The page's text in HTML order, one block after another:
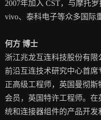
2007年加入 CST，与摩托
vivo、泰科电子等众多国际
何方 博士
浙江兆龙互连科技股份有限
前沿互连技术研究中心首席
正高级工程师，英国曼彻
会员，英国特许工程师。
统和连接器组件的产品开